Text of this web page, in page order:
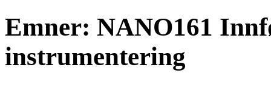
Emner: NANO161
instrumentering